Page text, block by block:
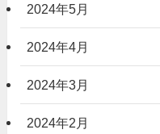
2024年5月
2024年4月
2024年3月
2024年2月